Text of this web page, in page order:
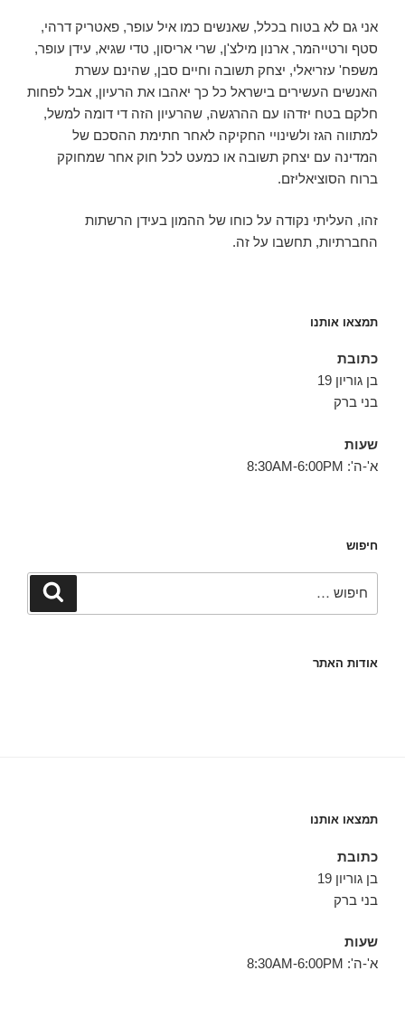
אני גם לא בטוח בכלל, שאנשים כמו איל עופר, פאטריק דרהי,
סטף ורטייהמר, ארנון מילצ'ן, שרי אריסון, טדי שגיא, עידן עופר,
משפח' עזריאלי, יצחק תשובה וחיים סבן, שהינם עשרת
האנשים העשירים בישראל כל כך יאהבו את הרעיון, אבל לפחות
חלקם בטח יזדהו עם ההרגשה, שהרעיון הזה די דומה למשל,
למתווה הגז ולשינויי החקיקה לאחר חתימת ההסכם של
המדינה עם יצחק תשובה או כמעט לכל חוק אחר שמחוקק
ברוח הסוציאליזם.
זהו, העליתי נקודה על כוחו של ההמון בעידן הרשתות
החברתיות, תחשבו על זה.
תמצאו אותנו
כתובת
בן גוריון 19
בני ברק
שעות
א'-ה': 8:30AM-6:00PM
חיפוש
חיפוש
אודות האתר
תמצאו אותנו
כתובת
בן גוריון 19
בני ברק
שעות
א'-ה': 8:30AM-6:00PM